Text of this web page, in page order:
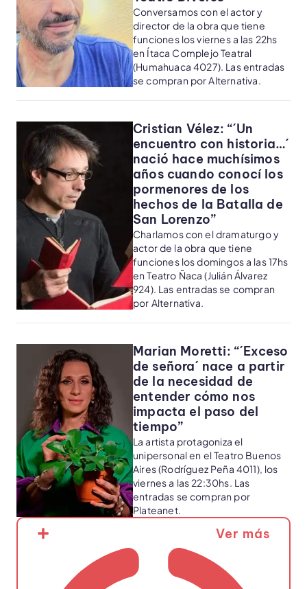
Conversamos con el actor y
director de la obra que tiene
funciones los viernes a las 22hs
en Ítaca Complejo Teatral
(Humahuaca 4027). Las entradas
se compran por Alternativa.
Cristian Vélez: “´Un
encuentro con historia…´
nació hace muchísimos
años cuando conocí los
pormenores de los
hechos de la Batalla de
San Lorenzo”
Charlamos con el dramaturgo y
actor de la obra que tiene
funciones los domingos a las 17hs
en Teatro Ñaca (Julián Álvarez
924). Las entradas se compran
por Alternativa.
Marian Moretti: “´Exceso
de señora´ nace a partir
de la necesidad de
entender cómo nos
impacta el paso del
tiempo”
La artista protagoniza el
unipersonal en el Teatro Buenos
Aires (Rodríguez Peña 4011), los
viernes a las 22:30hs. Las
entradas se compran por
Plateanet.
Ver más